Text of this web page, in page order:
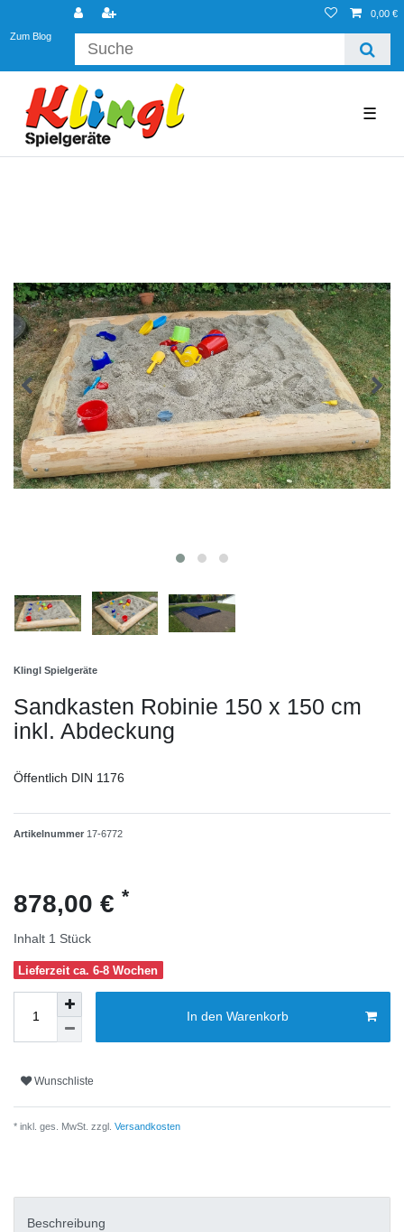
Zum Blog
0,00 €
☰
Klingl Spielgeräte
Sandkasten Robinie 150 x 150 cm
inkl. Abdeckung
Öffentlich DIN 1176
Artikelnummer 17-6772
878,00 € *
Inhalt 1 Stück
Lieferzeit ca. 6-8 Wochen
In den Warenkorb
Wunschliste
* inkl. ges. MwSt. zzgl. Versandkosten
Beschreibung